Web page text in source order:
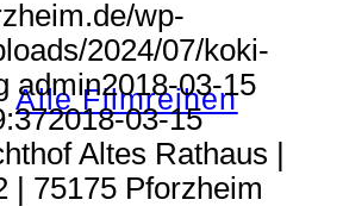
Alle Filmreihen
wp-
2024/07/koki-
admin2018-03-15
2018-03-15
Altes Rathaus |
| 75175 Pforzheim